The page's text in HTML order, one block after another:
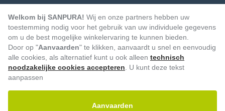
Vooruitbetaling Factuur Automatische afschrijving
Welkom bij SANPURA! Wij en onze partners hebben uw
toestemming nodig voor het gebruik van uw individuele gegevens
om u de best mogelijke winkelervaring te kunnen bieden.
Door op "Aanvaarden" te klikken, aanvaardt u snel en eenvoudig
alle cookies, als alternatief kunt u ook alleen technisch
noodzakelijke cookies accepteren . U kunt deze tekst
aanpassen
Aanvaarden